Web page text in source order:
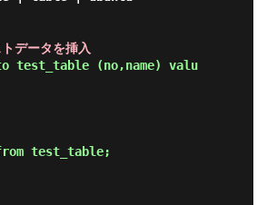
データを挿入
test_table (no,name) valu
test_table;